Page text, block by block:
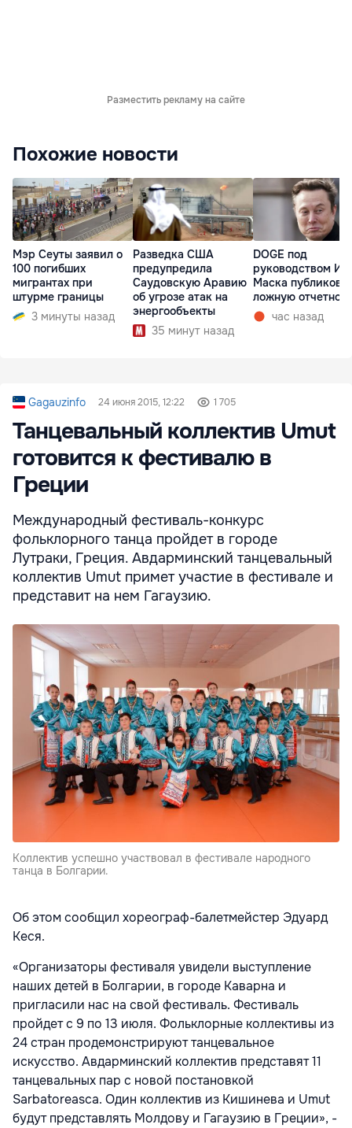
Разместить рекламу на сайте
Похожие новости
Мэр Сеуты заявил о
100 погибших
мигрантах при
штурме границы
3 минуты назад
Разведка США
предупредила
Саудовскую Аравию
об угрозе атак на
энергообъекты
35 минут назад
DOGE под
руководством
Маска
ложную
час назад
Gagauzinfo 24 июня 2015, 12:22 1 705
Танцевальный коллектив Umut
готовится к фестивалю в
Греции
Международный фестиваль-конкурс
фольклорного танца пройдет в городе
Лутраки, Греция. Авдарминский танцевальный
коллектив Umut примет участие в фестивале и
представит на нем Гагаузию.
Коллектив успешно участвовал в фестивале народного
танца в Болгарии.
Об этом сообщил хореограф-балетмейстер Эдуард
Кеся.
«Организаторы фестиваля увидели выступление
наших детей в Болгарии, в городе Каварна и
пригласили нас на свой фестиваль. Фестиваль
пройдет с 9 по 13 июля. Фольклорные коллективы из
24 стран продемонстрируют танцевальное
искусство. Авдарминский коллектив представят 11
танцевальных пар с новой постановкой
Sarbatoreasca. Один коллектив из Кишинева и Umut
будут представлять Молдову и Гагаузию в Греции», -